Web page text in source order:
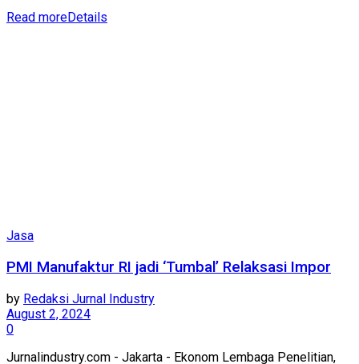
Read moreDetails
Jasa
PMI Manufaktur RI jadi ‘Tumbal’ Relaksasi Impor
by Redaksi Jurnal Industry
August 2, 2024
0
Jurnalindustry.com - Jakarta - Ekonom Lembaga Penelitian,